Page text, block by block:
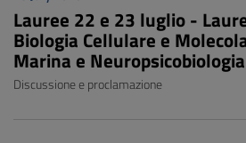
Lauree 22 e 23 luglio -
Biologia Cellulare e
Marina e Neuropsicobiologia
Discussione e proclamazione